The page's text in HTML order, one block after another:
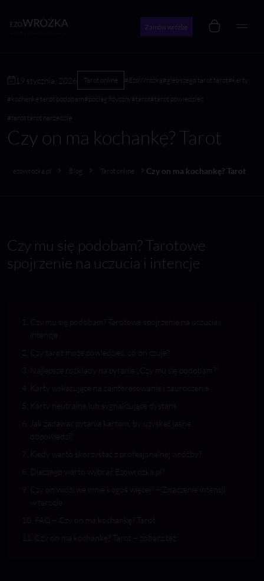
Zamów wróżbę
19 stycznia, 2026 Tarot online #EzoWróżka#glebszego tarot tarot#karty
#kochanke tarot podobam #pociag fizyczny #tarot#tarot powiedziec
#tarot tarot narzedzie
Czy on ma kochankę? Tarot
ezowrozka.pl Blog Tarot online Czy on ma kochankę? Tarot
Czy mu się podobam? Tarotowe
spojrzenie na uczucia i intencje